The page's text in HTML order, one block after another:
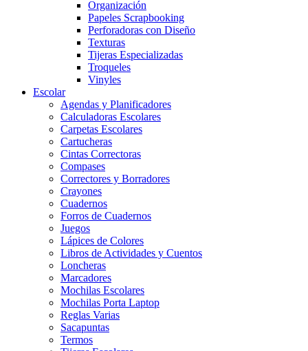
Organización
Papeles Scrapbooking
Perforadoras con Diseño
Texturas
Tijeras Especializadas
Troqueles
Vinyles
Escolar
Agendas y Planificadores
Calculadoras Escolares
Carpetas Escolares
Cartucheras
Cintas Correctoras
Compases
Correctores y Borradores
Crayones
Cuadernos
Forros de Cuadernos
Juegos
Lápices de Colores
Libros de Actividades y Cuentos
Loncheras
Marcadores
Mochilas Escolares
Mochilas Porta Laptop
Reglas Varias
Sacapuntas
Termos